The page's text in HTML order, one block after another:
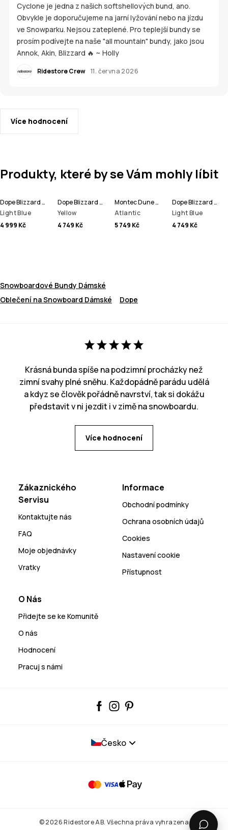
Cyclone je jedna z našich softshellových bund, ano.
Obvykle je doporučujeme na jarní lyžování nebo na jízdu
ve Snowparku. Nejsou zateplené. Pro teplejší bundy se
prosím podívejte na naše "all mountain" bundy, jako jsou
Annok, Akin, Blizzard 🔥 ~ Holly
Ridestore Crew 11. června 2026
Více hodnocení
Produkty, které by se Vám mohly líbit
Dope Blizzard W Full Zip Bunda na Snowboard Dámské
Light Blue
4 999 Kč
Dope Blizzard W Bunda na Snowboard Dámské
Yellow
4 749 Kč
Montec Dune W Bunda na Snowboard Dámské
Atlantic
5 749 Kč
Dope Blizzard W Bunda na Snowboard Dámské
Light Blue
4 749 Kč
Snowboardové Bundy Dámské
Oblečení na Snowboard Dámské
Dope
Krásná bunda spíše na podzimní procházky než
zimní svahy plné sněhu. Každopádně parádu udělá
a kdyz se člověk pořádně navrství, tak si dokážu
představit v ni jezdit i v zimě na snowboardu.
Více hodnocení
Zákaznického
Servisu
Kontaktujte nás
FAQ
Moje objednávky
Vratky
Informace
Obchodní podmínky
Ochrana osobních údajů
Cookies
Nastavení cookie
Přístupnost
O Nás
Přidejte se ke Komunitě
O nás
Hodnocení
Pracuj s námi
Česko
© 2026 Ridestore AB. Všechna práva vyhrazena